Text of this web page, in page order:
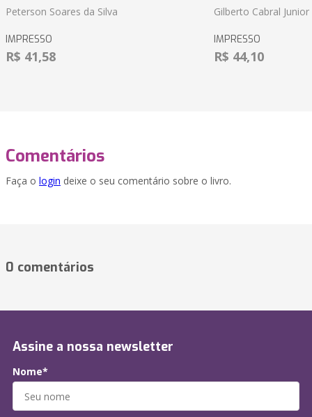
Peterson Soares da Silva
IMPRESSO
R$ 41,58
Gilberto Cabral Junior
IMPRESSO
R$ 44,10
Comentários
Faça o login deixe o seu comentário sobre o livro.
0 comentários
Assine a nossa newsletter
Nome*